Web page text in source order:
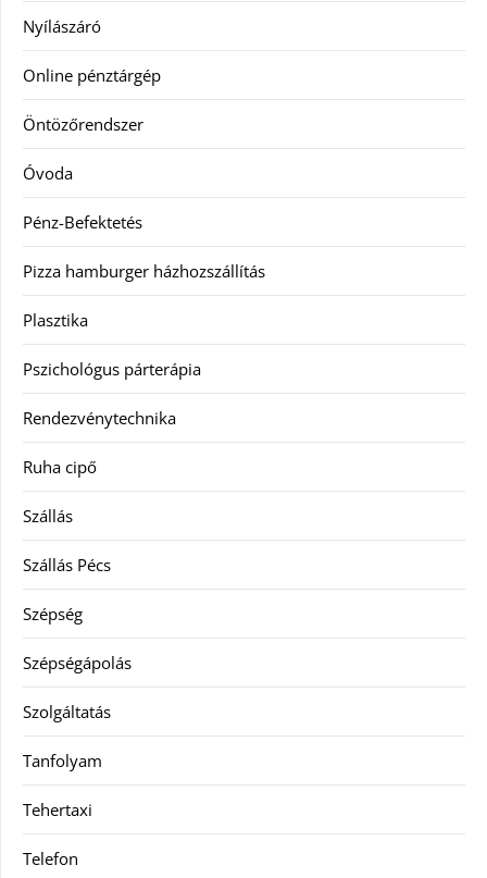
Nyílászáró
Online pénztárgép
Öntözőrendszer
Óvoda
Pénz-Befektetés
Pizza hamburger házhozszállítás
Plasztika
Pszichológus párterápia
Rendezvénytechnika
Ruha cipő
Szállás
Szállás Pécs
Szépség
Szépségápolás
Szolgáltatás
Tanfolyam
Tehertaxi
Telefon